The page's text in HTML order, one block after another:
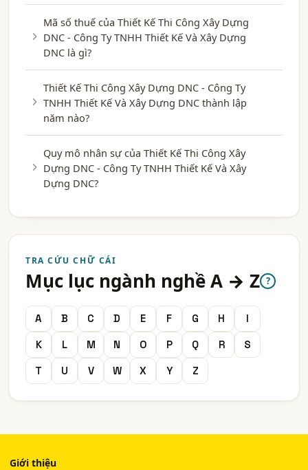
Mã số thuế của Thiết Kế Thi Công Xây Dựng
DNC - Công Ty TNHH Thiết Kế Và Xây Dựng
DNC là gì?
Thiết Kế Thi Công Xây Dựng DNC - Công Ty
TNHH Thiết Kế Và Xây Dựng DNC thành lập
năm nào?
Quy mô nhân sự của Thiết Kế Thi Công Xây
Dựng DNC - Công Ty TNHH Thiết Kế Và Xây
Dựng DNC?
TRA CỨU CHỮ CÁI
Mục lục ngành nghề A → Z ?
A B C D E F G H
I
K
L M N O P Q R
S
T
U V W X Y Z
Giới thiệu